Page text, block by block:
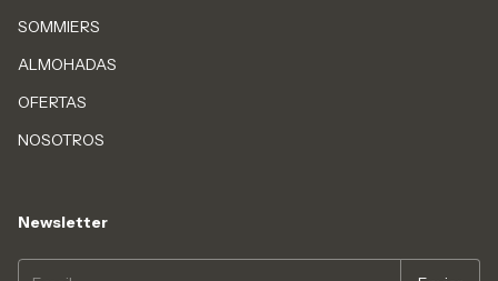
SOMMIERS
ALMOHADAS
OFERTAS
NOSOTROS
Newsletter